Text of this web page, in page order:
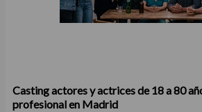
Casting actores y actrices de 18 a 80
profesional en Madrid